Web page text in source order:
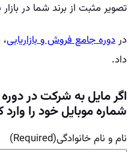
تصویر مثبت از برند شما در
در دوره جامع فروش و بازاریابی،
داد.
اگر مایل به شرکت در
شماره موبایل خود را وارد
نام و نام خانوادگی(Required)